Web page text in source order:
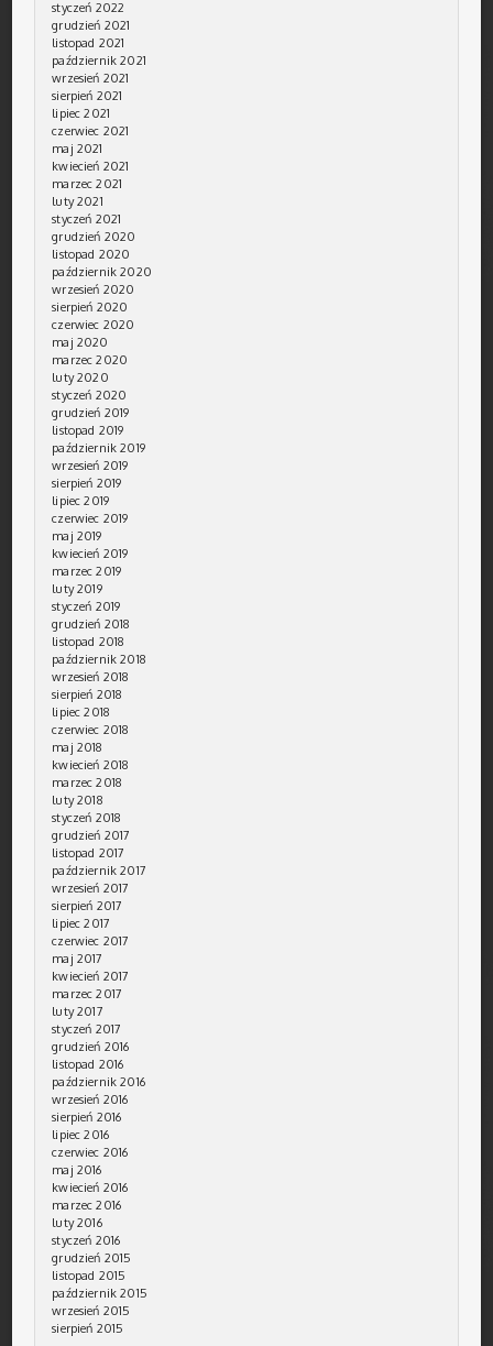
styczeń 2022
grudzień 2021
listopad 2021
październik 2021
wrzesień 2021
sierpień 2021
lipiec 2021
czerwiec 2021
maj 2021
kwiecień 2021
marzec 2021
luty 2021
styczeń 2021
grudzień 2020
listopad 2020
październik 2020
wrzesień 2020
sierpień 2020
czerwiec 2020
maj 2020
marzec 2020
luty 2020
styczeń 2020
grudzień 2019
listopad 2019
październik 2019
wrzesień 2019
sierpień 2019
lipiec 2019
czerwiec 2019
maj 2019
kwiecień 2019
marzec 2019
luty 2019
styczeń 2019
grudzień 2018
listopad 2018
październik 2018
wrzesień 2018
sierpień 2018
lipiec 2018
czerwiec 2018
maj 2018
kwiecień 2018
marzec 2018
luty 2018
styczeń 2018
grudzień 2017
listopad 2017
październik 2017
wrzesień 2017
sierpień 2017
lipiec 2017
czerwiec 2017
maj 2017
kwiecień 2017
marzec 2017
luty 2017
styczeń 2017
grudzień 2016
listopad 2016
październik 2016
wrzesień 2016
sierpień 2016
lipiec 2016
czerwiec 2016
maj 2016
kwiecień 2016
marzec 2016
luty 2016
styczeń 2016
grudzień 2015
listopad 2015
październik 2015
wrzesień 2015
sierpień 2015